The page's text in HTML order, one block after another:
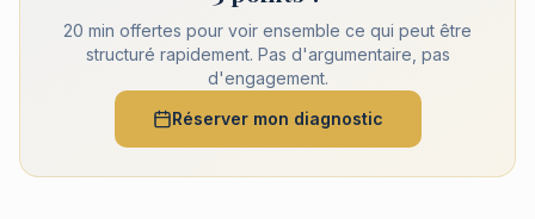
20 min offertes pour voir ensemble ce qui peut être
structuré rapidement. Pas d'argumentaire, pas
d'engagement.
Réserver mon diagnostic